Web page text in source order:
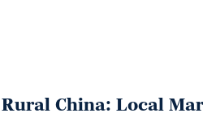
Rural China: Local